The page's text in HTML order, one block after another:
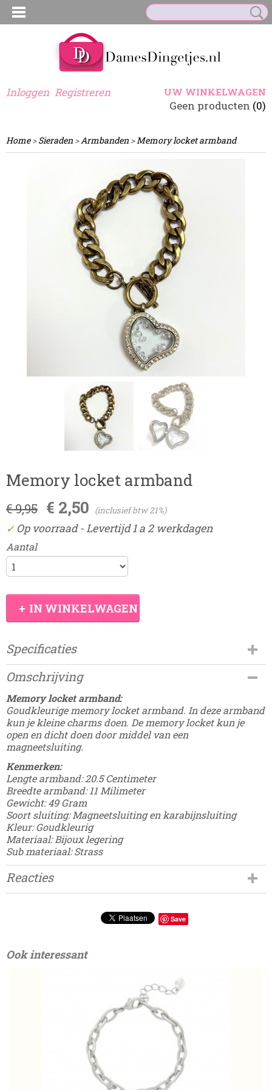
Inloggen Registreren UW WINKELWAGEN
Geen producten (0)
Home>Sieraden >Armbanden >Memory locket armband
Memory locket armband
€ 9,95 € 2,50 (inclusief btw 21%)
✓ Op voorraad- Levertijd 1 a 2 werkdagen
Aantal
IN WINKELWAGEN
Specificaties
Productcode
Damesdingetjes-570
EAN code
8785326247743
Omschrijving
Memory locket armband:
Goudkleurige memory locket armband. In deze armband
kun je kleine charms doen. De memory locket kun je
open en dicht doen door middel van een
magneetsluiting.
Kenmerken:
Lengte armband: 20.5 Centimeter
Breedte armband: 11 Milimeter
Gewicht: 49 Gram
Soort sluiting: Magneetsluiting en karabijnsluiting
Kleur: Goudkleurig
Materiaal: Bijoux legering
Sub materiaal: Strass
Reacties
Save
Ook interessant